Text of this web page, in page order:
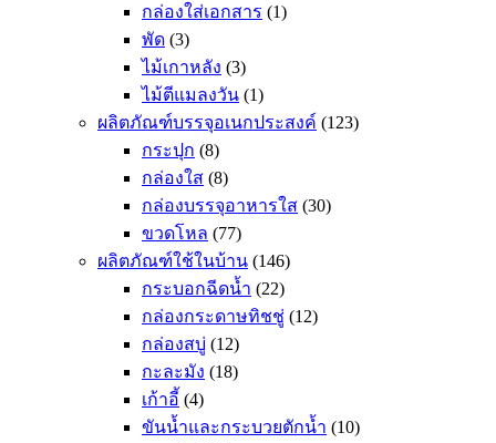
กล่องใส่เอกสาร (1)
พัด (3)
ไม้เกาหลัง (3)
ไม้ตีแมลงวัน (1)
ผลิตภัณฑ์บรรจุอเนกประสงค์ (123)
กระปุก (8)
กล่องใส (8)
กล่องบรรจุอาหารใส (30)
ขวดโหล (77)
ผลิตภัณฑ์ใช้ในบ้าน (146)
กระบอกฉีดน้ำ (22)
กล่องกระดาษทิชชู่ (12)
กล่องสบู่ (12)
กะละมัง (18)
เก้าอี้ (4)
ขันน้ำและกระบวยตักน้ำ (10)